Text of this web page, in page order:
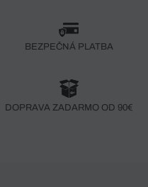
BEZPEČNÁ PLATBA
DOPRAVA ZADARMO OD 90€